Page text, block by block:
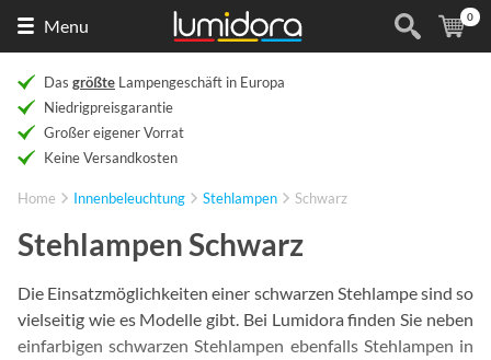
Menu (
0
Das größte Lampengeschäft in Europa
Niedrigpreisgarantie
Großer eigener Vorrat
Keine Versandkosten
Home Innenbeleuchtung Stehlampen Schwarz
Stehlampen Schwarz
Die Einsatzmöglichkeiten einer schwarzen Stehlampe sind so
vielseitig wie es Modelle gibt. Bei Lumidora finden Sie neben
einfarbigen schwarzen Stehlampen ebenfalls Stehlampen in